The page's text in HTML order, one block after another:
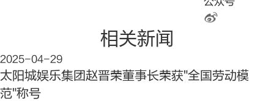
相关新闻
2025-04-29
太阳城娱乐集团赵晋荣董事长荣获"全国劳动模
范"称号